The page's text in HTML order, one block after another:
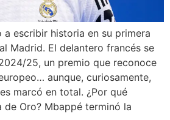
a escribir historia en su primera
Madrid. El delantero francés se
25, un premio que reconoce
aunque, curiosamente,
marcó en total. ¿Por qué
de Oro? Mbappé terminó la